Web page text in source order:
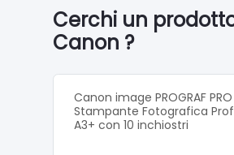
Cerchi un
Canon ?
Canon image PROGRAF
Stampante Fotografica
A3+ con 10 inchiostri